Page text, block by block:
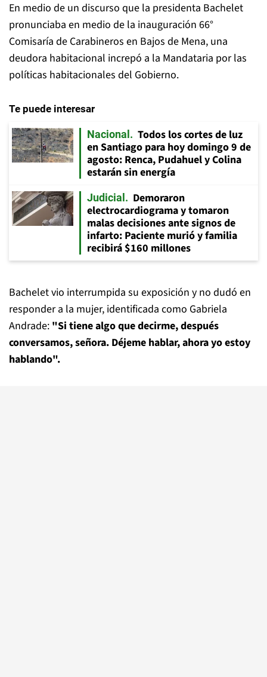
En medio de un discurso que la presidenta Bachelet
pronunciaba en medio de la inauguración 66°
Comisaría de Carabineros en Bajos de Mena, una
deudora habitacional increpó a la Mandataria por las
políticas habitacionales del Gobierno.
Te puede interesar
Nacional
Todos los cortes de luz
en Santiago para hoy domingo 9 de
agosto: Renca, Pudahuel y Colina
estarán sin energía
Judicial
Demoraron
electrocardiograma y tomaron
malas decisiones ante signos de
infarto: Paciente murió y familia
recibirá $160 millones
Bachelet vio interrumpida su exposición y no dudó en
responder a la mujer, identificada como Gabriela
Andrade: "Si tiene algo que decirme, después
conversamos, señora. Déjeme hablar, ahora yo estoy
hablando".